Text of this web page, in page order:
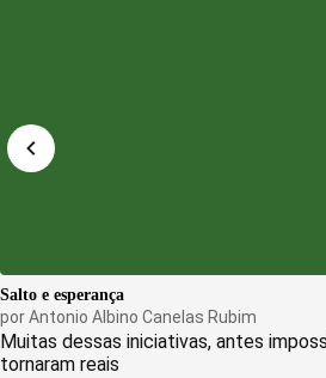
Salto e esperança
porAntonio Albino Canelas Rubim
Muitas dessas iniciativas, antes
tornaram reais